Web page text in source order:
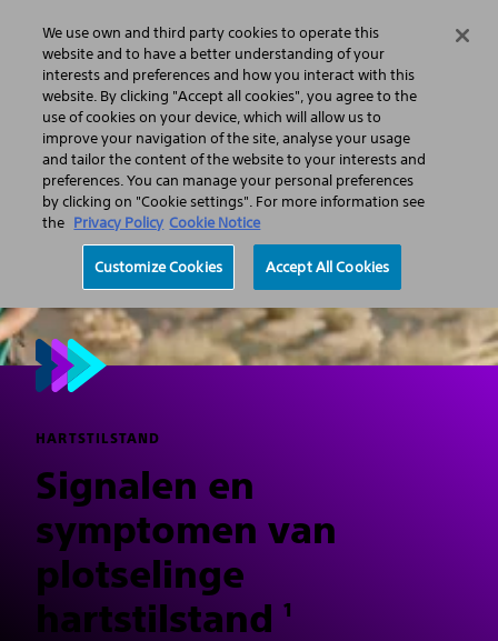
HARTSTILSTAND
Signalen en
symptomen van
plotselinge
hartstilstand 1
We use own and third party cookies to operate this
website and to have a better understanding of your
interests and preferences and how you interact with this
website. By clicking "Accept all cookies", you agree to the
use of cookies on your device, which will allow us to
improve your navigation of the site, analyse your usage
and tailor the content of the website to your interests and
preferences. You can manage your personal preferences
by clicking on "Cookie settings". For more information see
the Privacy Policy Cookie Notice
Customize Cookies Accept All Cookies